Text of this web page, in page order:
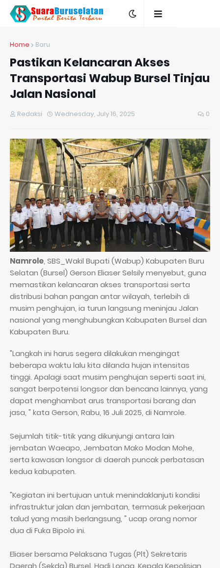
Home Baru
Pastikan Kelancaran Akses
Transportasi Wabup Bursel Tinjau
Jalan Nasional
Redaksi Wednesday, July 16, 2025 0
Namrole, SBS_Wakil Bupati (Wabup) Kabupaten Buru
Selatan (Bursel) Gerson Eliaser Selsily menyebut, guna
memastikan kelancaran akses transportasi serta
distribusi bahan pangan antar wilayah, terlebih di
musim penghujan, ia turun langsung meninjau Jalan
nasional yang menghubungkan Kabupaten Bursel dan
Kabupaten Buru.
"Langkah ini harus segera dilakukan mengingat
beberapa waktu lalu kita dilanda hujan intensitas
tinggi. Apalagi saat musim penghujan seperti saat ini,
sangat berpotensi longsor dan bencana lainnya, yang
dapat menghambat arus transportasi barang dan
jasa, " kata Gerson, Rabu, 16 Juli 2025, di Namrole.
Sejumlah titik-titik yang dikunjungi antara lain
jembatan Waeapo, Jembatan Mako Modan Mohe,
serta kawasan longsor di daerah puncak perbatasan
kedua kabupaten.
"Kegiatan ini bertujuan untuk menindaklanjuti kondisi
infrastruktur jalan dan jembatan, termasuk pekerjaan
talud yang masih berlangsung, " ucap orang nomor
dua di Fuka Bipolo ini.
Eliaser bersama Pelaksana Tugas (Plt) Sekretaris
Daerah (Sekda) Bursel, Hadi Longa, Kepala Kepolisian